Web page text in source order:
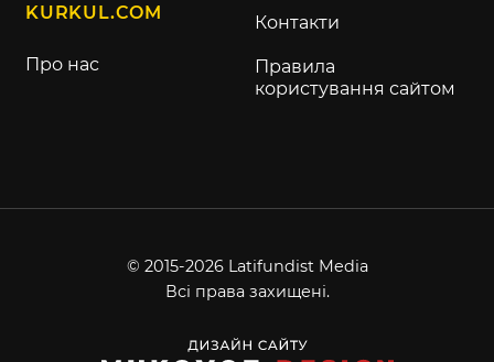
KURKUL.COM
Про нас
Контакти
Правила
користування сайтом
© 2015-2026 Latifundist Media
Всі права захищені.